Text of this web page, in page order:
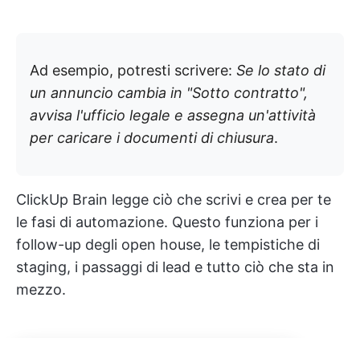
Ad esempio, potresti scrivere: Se lo stato di
un annuncio cambia in "Sotto contratto",
avvisa l'ufficio legale e assegna un'attività
per caricare i documenti di chiusura.
ClickUp Brain legge ciò che scrivi e crea per te
le fasi di automazione. Questo funziona per i
follow-up degli open house, le tempistiche di
staging, i passaggi di lead e tutto ciò che sta in
mezzo.